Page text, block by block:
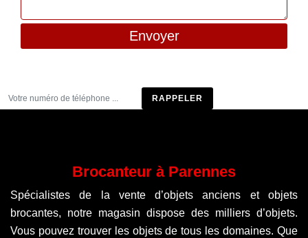
Brocanteur à Parennes
Spécialistes de la vente d’objets anciens et objets
brocantes, notre magasin dispose des milliers d’objets.
Vous pouvez trouver les objets de tous les domaines. Que